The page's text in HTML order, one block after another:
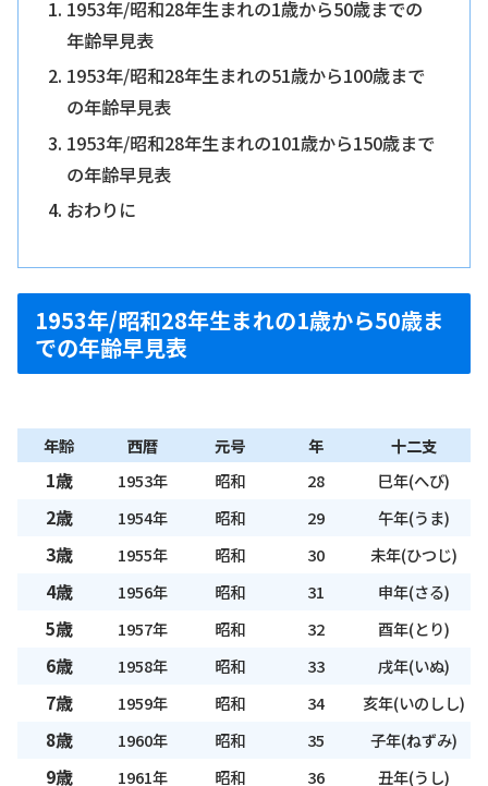
1953年/昭和28年生まれの1歳から50歳までの
年齢早見表
1953年/昭和28年生まれの51歳から100歳まで
の年齢早見表
1953年/昭和28年生まれの101歳から150歳まで
の年齢早見表
おわりに
1953年/昭和28年生まれの1歳から50歳ま
での年齢早見表
年齢 西暦 元号 年 十二支
1歳 1953年 昭和 28 巳年(へび)
2歳 1954年 昭和 29 午年(うま)
3歳 1955年 昭和 30 未年(ひつじ)
4歳 1956年 昭和 31 申年(さる)
5歳 1957年 昭和 32 酉年(とり)
6歳 1958年 昭和 33 戌年(いぬ)
7歳 1959年 昭和 34 亥年(いのしし)
8歳 1960年 昭和 35 子年(ねずみ)
9歳 1961年 昭和 36 丑年(うし)